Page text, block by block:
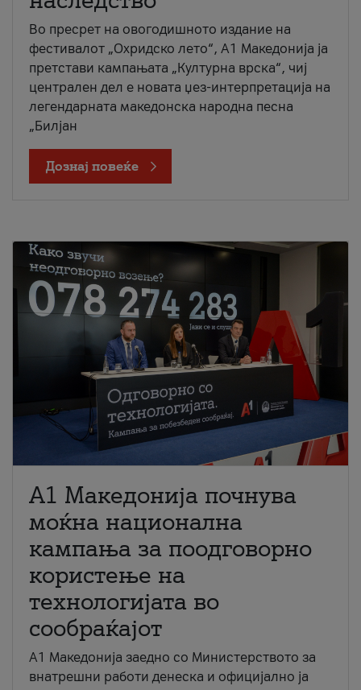
Во пресрет на овогодишното издание на
фестивалот „Охридско лето“, А1 Македонија ја
претстави кампањата „Културна врска“, чиј
централен дел е новата џез-интерпретација на
легендарната македонска народна песна
„Билјан
Дознај повеќе
A1 Македонија почнува
моќна национална
кампања за поодговорно
користење на
технологијата во
сообраќајот
A1 Македонија заедно со Министерството за
внатрешни работи денеска и официјално ја